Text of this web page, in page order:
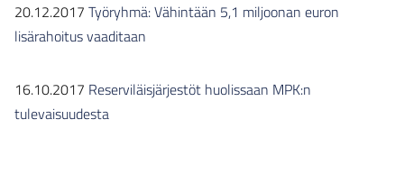
20.12.2017 Työryhmä: Vähintään 5,1 miljoonan euron
lisärahoitus vaaditaan
16.10.2017 Reserviläisjärjestöt huolissaan MPK:n
tulevaisuudesta